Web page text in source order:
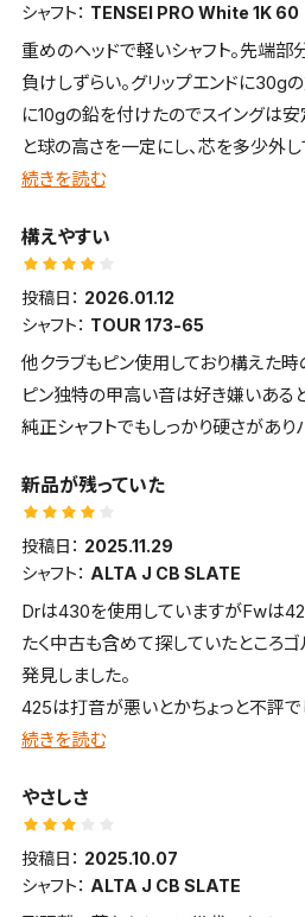
シャフト： TENSEI PRO White 1K 60
重めのヘッドで軽いシャフト。先端
負けしずらい。グリップエンドに30g
に10gの鉛を付けたのでスイングは
と球の高さを一定にし、芯を多少外
クラブ重量は重くなるがカウンターバ
ヘッドが10gも重いのでヒットしたエ
も出る。カルカタ中抜きカウンター重
続きを読む
構えやすい
投稿日： 2026.01.12
シャフト： TOUR 173-65
他クラブもピン使用しており構えた時
ピン独特の甲高い音は好き嫌いある
純正シャフトでもしっかり硬さがあり
新品が残っていた
投稿日： 2025.11.29
シャフト： ALTA J CB SLATE
Drは430を使用していますがFwは
たく中古も含めて探していたところ
発見しました。
425は打音が悪いとかちょっと不評
無くて今も使っています。
出来ました。当面は主力になってくれ
続きを読む
やさしさ
投稿日： 2025.10.07
シャフト： ALTA J CB SLATE